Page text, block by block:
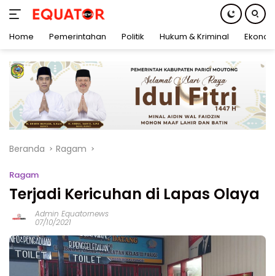
konten
Home Pemerintahan Politik Hukum & Kriminal
Beranda Ragam
Ragam
Terjadi Kericuhan di Lapas Olaya
Admin Equatornews
07/10/2021